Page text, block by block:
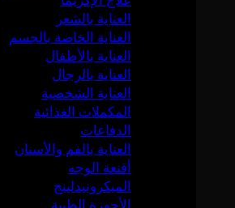
العناية بالشعر
العناية الخاصة بالجسم
العناية بالأطفال
العناية بالرجال
العناية الشخصية
المكملات الغذائية
الدفاعات
العناية بالفم والأسنان
أقنعة الوجه
الميكرونيدلينج